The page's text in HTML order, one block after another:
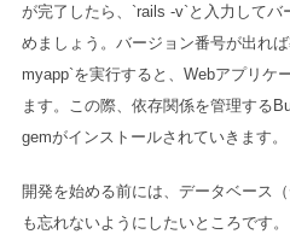
が完了したら、`rails -v`と入力して
めましょう。バージョン番号が出れ
myapp`を実行すると、Webアプリケ
ます。この際、依存関係を管理する
gemがインストールされていきます。
開発を始める前には、データベース
も忘れないようにしたいところです。